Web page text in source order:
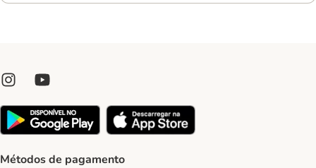
Métodos de pagamento